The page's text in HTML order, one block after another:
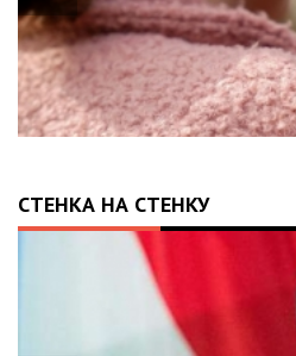
СТЕНКА НА СТЕНКУ